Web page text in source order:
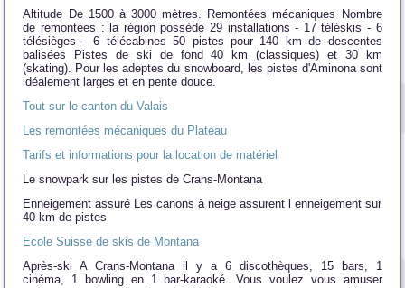
Altitude De 1500 à 3000 mètres. Remontées mécaniques Nombre
de remontées : la région possède 29 installations - 17 téléskis - 6
télésièges - 6 télécabines 50 pistes pour 140 km de descentes
balisées Pistes de ski de fond 40 km (classiques) et 30 km
(skating). Pour les adeptes du snowboard, les pistes d'Aminona sont
idéalement larges et en pente douce.
Tout sur le canton du Valais
Les remontées mécaniques du Plateau
Tarifs et informations pour la location de matériel
Le snowpark sur les pistes de Crans-Montana
Enneigement assuré Les canons à neige assurent l enneigement sur
40 km de pistes
Ecole Suisse de skis de Montana
Après-ski A Crans-Montana il y a 6 discothèques, 15 bars, 1
cinéma, 1 bowling en 1 bar-karaoké. Vous voulez vous amuser